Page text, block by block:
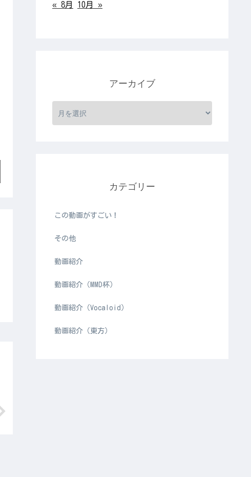
« 8月 10月 »
アーカイブ
カテゴリー
この動画がすごい！
その他
動画紹介
動画紹介（MMD杯）
動画紹介（Vocaloid）
動画紹介（東方）